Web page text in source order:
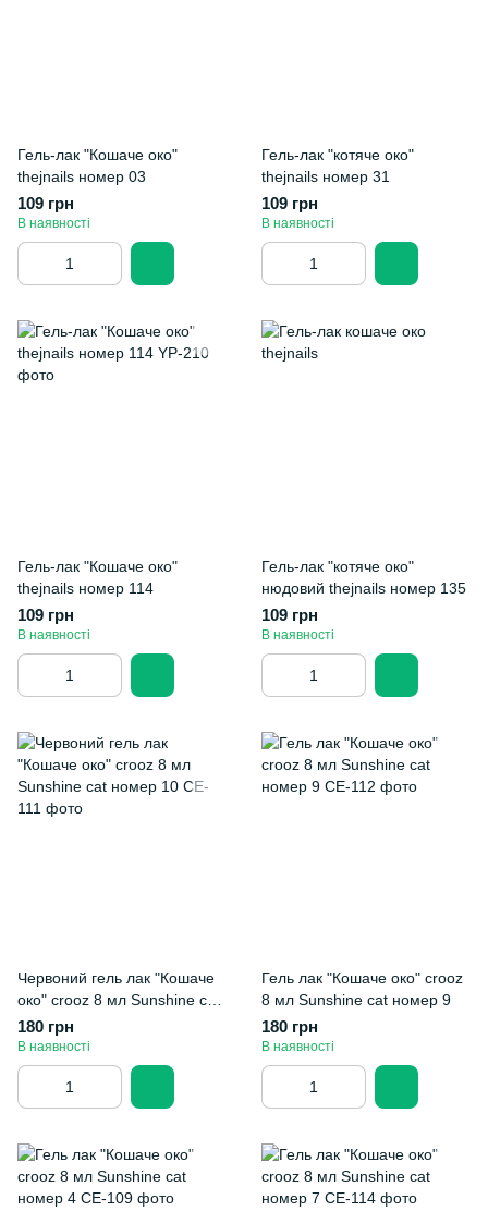
Гель-лак "Кошаче око"
thejnails номер 03
109 грн
В наявності
Гель-лак "котяче око"
thejnails номер 31
109 грн
В наявності
Гель-лак "Кошаче око"
thejnails номер 114
109 грн
В наявності
Гель-лак "котяче око"
нюдовий thejnails номер 135
109 грн
В наявності
Червоний гель лак "Кошаче
око" crooz 8 мл Sunshine cat
номер 10
180 грн
В наявності
Гель лак "Кошаче око" crooz
8 мл Sunshine cat номер 9
180 грн
В наявності